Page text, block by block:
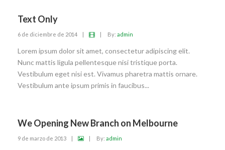
Text Only
6 de diciembre de 2014 | | By: admin
Lorem ipsum dolor sit amet, consectetur adipiscing elit.
Nunc mattis ligula pellentesque nisi tristique porta.
Vestibulum eget nisi est. Vivamus pharetra mattis ornare.
Vestibulum ante ipsum primis in faucibus...
We Opening New Branch on Melbourne
9 de marzo de 2013 | | By: admin